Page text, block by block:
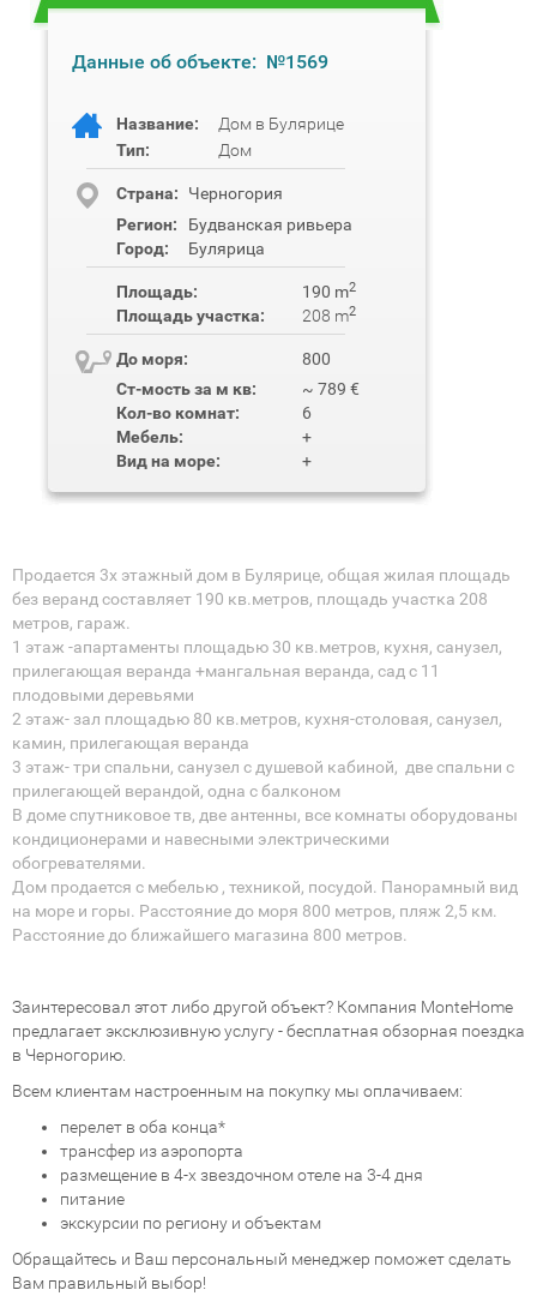
Данные об объекте: №1569
Название:
Дом в Булярице
Тип:
Дом
Cтрана:
Черногория
Регион:
Будванская ривьера
Город:
Булярица
Площадь: 190 m2
Площадь участка: 208 m2
До моря:
800
Ст-мость за м кв:
~ 789 €
Кол-во комнат:
6
Мебель:
+
Вид на море:
+
Продается 3х этажный дом в Булярице, общая жилая площадь
без веранд составляет 190 кв.метров, площадь участка 208
метров, гараж.
1 этаж -апартаменты площадью 30 кв.метров, кухня, санузел,
прилегающая веранда +мангальная веранда, сад с 11
плодовыми деревьями
2 этаж- зал площадью 80 кв.метров, кухня-столовая, санузел,
камин, прилегающая веранда
3 этаж- три спальни, санузел с душевой кабиной, две спальни с
прилегающей верандой, одна с балконом
В доме спутниковое тв, две антенны, все комнаты оборудованы
кондиционерами и навесными электрическими
обогревателями.
Дом продается с мебелью , техникой, посудой. Панорамный вид
на море и горы. Расстояние до моря 800 метров, пляж 2,5 км.
Расстояние до ближайшего магазина 800 метров.
Заинтересовал этот либо другой объект? Компания MonteHome
предлагает эксклюзивную услугу - бесплатная обзорная поездка
в Черногорию.
Всем клиентам настроенным на покупку мы оплачиваем:
перелет в оба конца*
трансфер из аэропорта
размещение в 4-х звездочном отеле на 3-4 дня
питание
экскурсии по региону и объектам
Обращайтесь и Ваш персональный менеджер поможет сделать
Вам правильный выбор!